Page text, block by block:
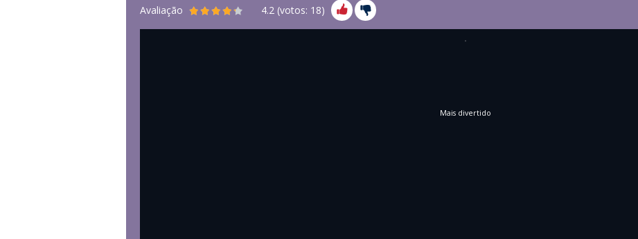
Avaliação 4.2 (votos: 18)
Mais divertido